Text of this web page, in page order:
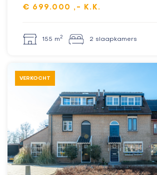
€ 699.000 ,- K.K.
155 m2 2 slaapkamers
VERKOCHT